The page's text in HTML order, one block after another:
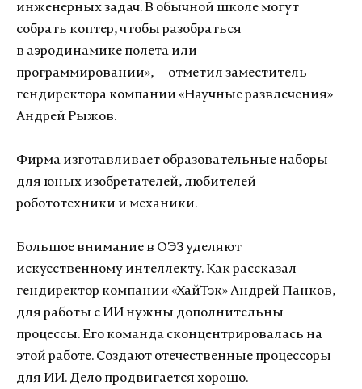
инженерных задач. В обычной школе могут
собрать коптер, чтобы разобраться
в аэродинамике полета или
программировании», — отметил заместитель
гендиректора компании «Научные развлечения»
Андрей Рыжов.
Фирма изготавливает образовательные наборы
для юных изобретателей, любителей
робототехники и механики.
Большое внимание в ОЭЗ уделяют
искусственному интеллекту. Как рассказал
гендиректор компании «ХайТэк» Андрей Панков,
для работы с ИИ нужны дополнительны
процессы. Его команда сконцентрировалась на
этой работе. Создают отечественные процессоры
для ИИ. Дело продвигается хорошо.